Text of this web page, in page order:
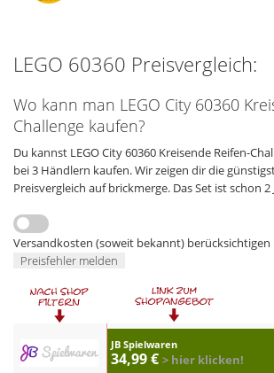
LEGO 60360 Preisvergleich:
Wo kann man LEGO City 60360
Challenge kaufen?
Du kannst LEGO City 60360 Kreisende Reifen-
bei 3 Händlern kaufen. Wir zeigen dir die
Preisvergleich auf brickmerge. Das Set ist schon 2
Versandkosten (soweit bekannt) berücksichtigen
Preisfehler melden
JB Spielwaren
34,99 € > hier klicken!